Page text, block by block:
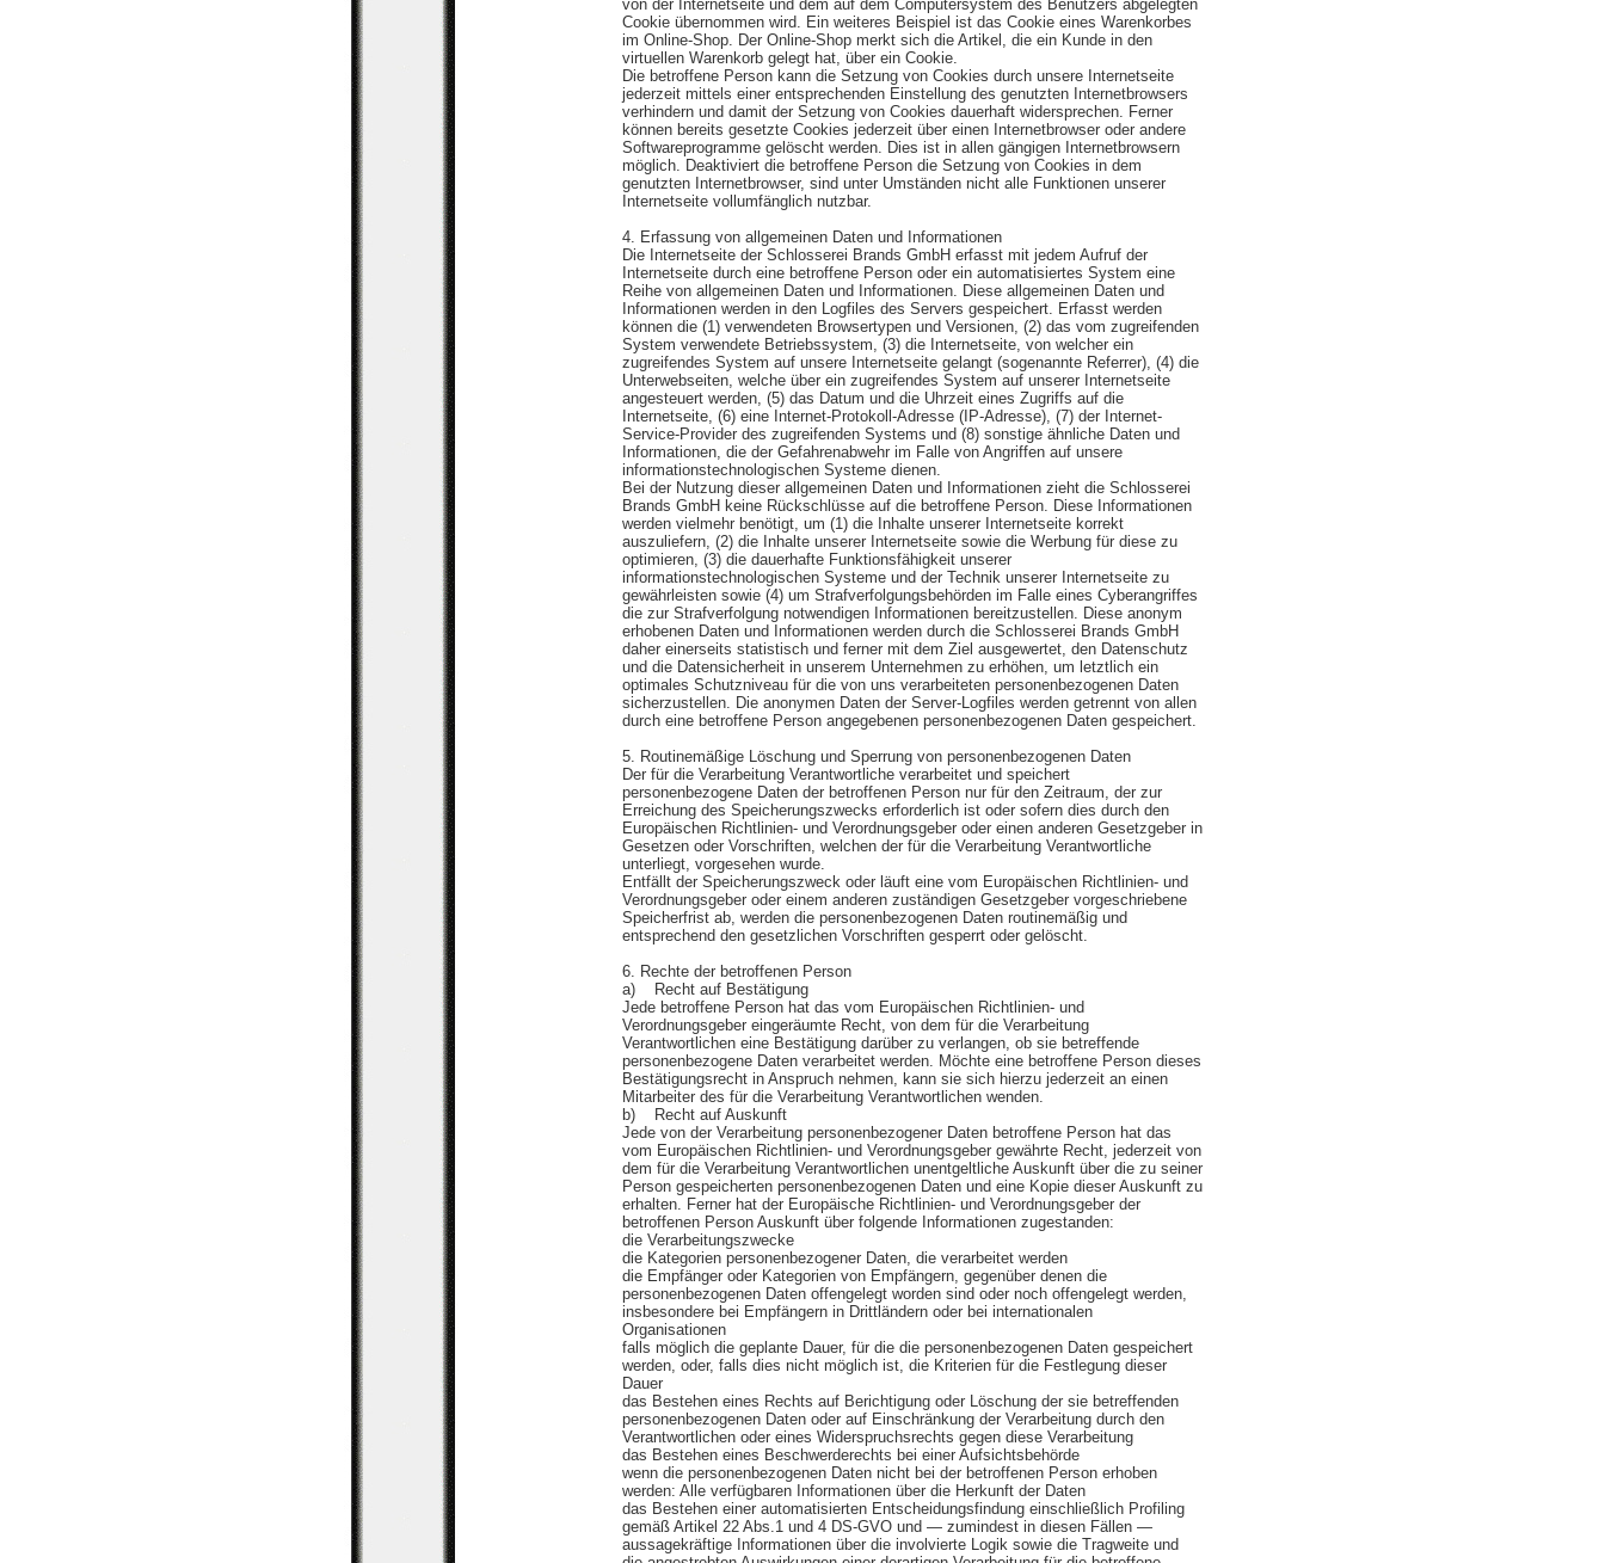
von der Internetseite und dem auf dem Computersystem des Benutzers abgelegten
Cookie übernommen wird. Ein weiteres Beispiel ist das Cookie eines Warenkorbes
im Online-Shop. Der Online-Shop merkt sich die Artikel, die ein Kunde in den
virtuellen Warenkorb gelegt hat, über ein Cookie.
Die betroffene Person kann die Setzung von Cookies durch unsere Internetseite
jederzeit mittels einer entsprechenden Einstellung des genutzten Internetbrowsers
verhindern und damit der Setzung von Cookies dauerhaft widersprechen. Ferner
können bereits gesetzte Cookies jederzeit über einen Internetbrowser oder andere
Softwareprogramme gelöscht werden. Dies ist in allen gängigen Internetbrowsern
möglich. Deaktiviert die betroffene Person die Setzung von Cookies in dem
genutzten Internetbrowser, sind unter Umständen nicht alle Funktionen unserer
Internetseite vollumfänglich nutzbar.
4. Erfassung von allgemeinen Daten und Informationen
Die Internetseite der Schlosserei Brands GmbH erfasst mit jedem Aufruf der
Internetseite durch eine betroffene Person oder ein automatisiertes System eine
Reihe von allgemeinen Daten und Informationen. Diese allgemeinen Daten und
Informationen werden in den Logfiles des Servers gespeichert. Erfasst werden
können die (1) verwendeten Browsertypen und Versionen, (2) das vom zugreifenden
System verwendete Betriebssystem, (3) die Internetseite, von welcher ein
zugreifendes System auf unsere Internetseite gelangt (sogenannte Referrer), (4) die
Unterwebseiten, welche über ein zugreifendes System auf unserer Internetseite
angesteuert werden, (5) das Datum und die Uhrzeit eines Zugriffs auf die
Internetseite, (6) eine Internet-Protokoll-Adresse (IP-Adresse), (7) der Internet-
Service-Provider des zugreifenden Systems und (8) sonstige ähnliche Daten und
Informationen, die der Gefahrenabwehr im Falle von Angriffen auf unsere
informationstechnologischen Systeme dienen.
Bei der Nutzung dieser allgemeinen Daten und Informationen zieht die Schlosserei
Brands GmbH keine Rückschlüsse auf die betroffene Person. Diese Informationen
werden vielmehr benötigt, um (1) die Inhalte unserer Internetseite korrekt
auszuliefern, (2) die Inhalte unserer Internetseite sowie die Werbung für diese zu
optimieren, (3) die dauerhafte Funktionsfähigkeit unserer
informationstechnologischen Systeme und der Technik unserer Internetseite zu
gewährleisten sowie (4) um Strafverfolgungsbehörden im Falle eines Cyberangriffes
die zur Strafverfolgung notwendigen Informationen bereitzustellen. Diese anonym
erhobenen Daten und Informationen werden durch die Schlosserei Brands GmbH
daher einerseits statistisch und ferner mit dem Ziel ausgewertet, den Datenschutz
und die Datensicherheit in unserem Unternehmen zu erhöhen, um letztlich ein
optimales Schutzniveau für die von uns verarbeiteten personenbezogenen Daten
sicherzustellen. Die anonymen Daten der Server-Logfiles werden getrennt von allen
durch eine betroffene Person angegebenen personenbezogenen Daten gespeichert.
5. Routinemäßige Löschung und Sperrung von personenbezogenen Daten
Der für die Verarbeitung Verantwortliche verarbeitet und speichert
personenbezogene Daten der betroffenen Person nur für den Zeitraum, der zur
Erreichung des Speicherungszwecks erforderlich ist oder sofern dies durch den
Europäischen Richtlinien- und Verordnungsgeber oder einen anderen Gesetzgeber in
Gesetzen oder Vorschriften, welchen der für die Verarbeitung Verantwortliche
unterliegt, vorgesehen wurde.
Entfällt der Speicherungszweck oder läuft eine vom Europäischen Richtlinien- und
Verordnungsgeber oder einem anderen zuständigen Gesetzgeber vorgeschriebene
Speicherfrist ab, werden die personenbezogenen Daten routinemäßig und
entsprechend den gesetzlichen Vorschriften gesperrt oder gelöscht.
6. Rechte der betroffenen Person
a) Recht auf Bestätigung
Jede betroffene Person hat das vom Europäischen Richtlinien- und
Verordnungsgeber eingeräumte Recht, von dem für die Verarbeitung
Verantwortlichen eine Bestätigung darüber zu verlangen, ob sie betreffende
personenbezogene Daten verarbeitet werden. Möchte eine betroffene Person dieses
Bestätigungsrecht in Anspruch nehmen, kann sie sich hierzu jederzeit an einen
Mitarbeiter des für die Verarbeitung Verantwortlichen wenden.
b) Recht auf Auskunft
Jede von der Verarbeitung personenbezogener Daten betroffene Person hat das
vom Europäischen Richtlinien- und Verordnungsgeber gewährte Recht, jederzeit von
dem für die Verarbeitung Verantwortlichen unentgeltliche Auskunft über die zu seiner
Person gespeicherten personenbezogenen Daten und eine Kopie dieser Auskunft zu
erhalten. Ferner hat der Europäische Richtlinien- und Verordnungsgeber der
betroffenen Person Auskunft über folgende Informationen zugestanden:
die Verarbeitungszwecke
die Kategorien personenbezogener Daten, die verarbeitet werden
die Empfänger oder Kategorien von Empfängern, gegenüber denen die
personenbezogenen Daten offengelegt worden sind oder noch offengelegt werden,
insbesondere bei Empfängern in Drittländern oder bei internationalen
Organisationen
falls möglich die geplante Dauer, für die die personenbezogenen Daten gespeichert
werden, oder, falls dies nicht möglich ist, die Kriterien für die Festlegung dieser
Dauer
das Bestehen eines Rechts auf Berichtigung oder Löschung der sie betreffenden
personenbezogenen Daten oder auf Einschränkung der Verarbeitung durch den
Verantwortlichen oder eines Widerspruchsrechts gegen diese Verarbeitung
das Bestehen eines Beschwerderechts bei einer Aufsichtsbehörde
wenn die personenbezogenen Daten nicht bei der betroffenen Person erhoben
werden: Alle verfügbaren Informationen über die Herkunft der Daten
das Bestehen einer automatisierten Entscheidungsfindung einschließlich Profiling
gemäß Artikel 22 Abs.1 und 4 DS-GVO und — zumindest in diesen Fällen —
aussagekräftige Informationen über die involvierte Logik sowie die Tragweite und